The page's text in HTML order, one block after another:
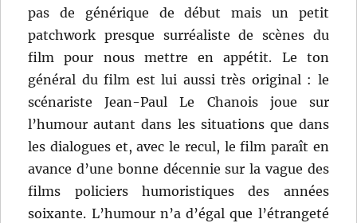
pas de générique de début mais un petit
patchwork presque surréaliste de scènes du
film pour nous mettre en appétit. Le ton
général du film est lui aussi très original : le
scénariste Jean-Paul Le Chanois joue sur
l’humour autant dans les situations que dans
les dialogues et, avec le recul, le film paraît en
avance d’une bonne décennie sur la vague des
films policiers humoristiques des années
soixante. L’humour n’a d’égal que l’étrangeté